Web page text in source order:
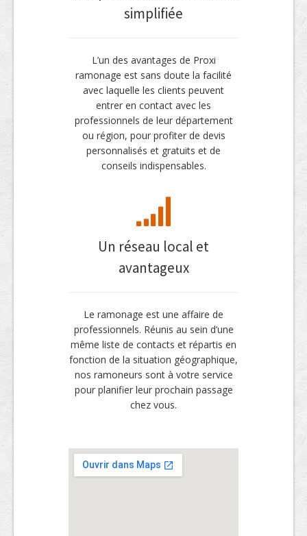
simplifiée
L’un des avantages de Proxi
ramonage est sans doute la facilité
avec laquelle les clients peuvent
entrer en contact avec les
professionnels de leur département
ou région, pour profiter de devis
personnalisés et gratuits et de
conseils indispensables.
Un réseau local et
avantageux
Le ramonage est une affaire de
professionnels. Réunis au sein d’une
même liste de contacts et répartis en
fonction de la situation géographique,
nos ramoneurs sont à votre service
pour planifier leur prochain passage
chez vous.